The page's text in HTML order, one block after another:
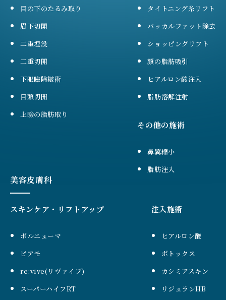
目の下のたるみ取り
眉下切開
二重埋没
二重切開
下眼瞼除皺術
目頭切開
上瞼の脂肪取り
タイトニング糸リフト
バッカルファット除去
ショッピングリフト
顔の脂肪吸引
ヒアルロン酸注入
脂肪溶解注射
その他の施術
鼻翼縮小
脂肪注入
美容皮膚科
スキンケア・リフトアップ
ボルニューマ
ピアモ
re:vive(リヴァイブ)
スーパーハイフRT
注入施術
ヒアルロン酸
ボトックス
カシミアスキン
リジュランHB